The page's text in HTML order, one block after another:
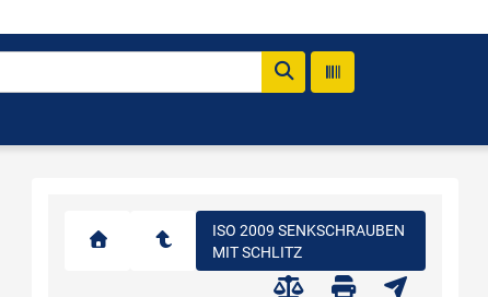
ISO 2009 SENKSCHRAUBEN
MIT SCHLITZ